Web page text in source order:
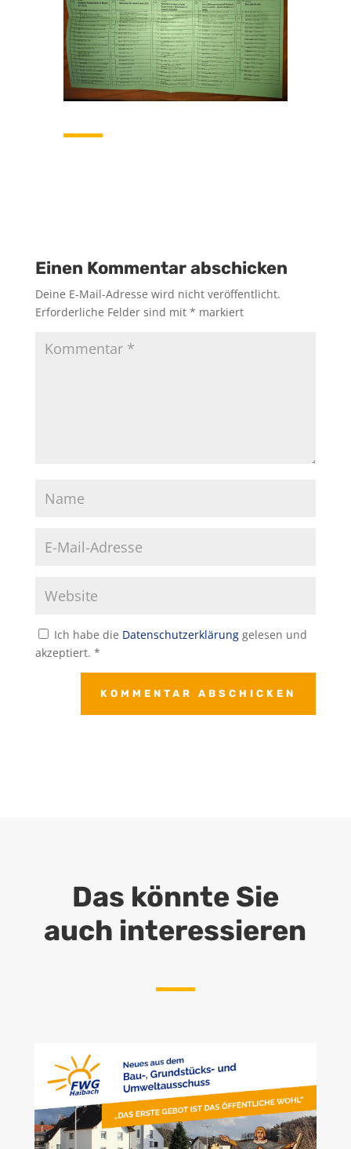
Einen Kommentar abschicken
Deine E-Mail-Adresse wird nicht veröffentlicht.
Erforderliche Felder sind mit * markiert
Ich habe die Datenschutzerklärung gelesen und
akzeptiert. *
KOMMENTAR ABSCHICKEN
Das könnte Sie
auch interessieren